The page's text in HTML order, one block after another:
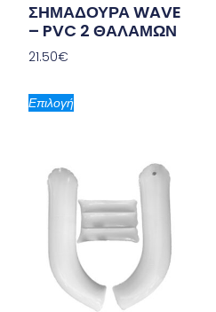
ΣΗΜΑΔΟΥΡΑ WAVE
– PVC 2 ΘΑΛΑΜΩΝ
21.50€
Επιλογή